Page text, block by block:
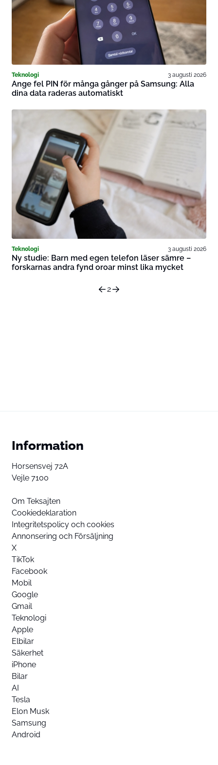
Teknologi 3 augusti 2026
Ange fel PIN för många gånger på Samsung: Alla
dina data raderas automatiskt
Teknologi 3 augusti 2026
Ny studie: Barn med egen telefon läser sämre –
forskarnas andra fynd oroar minst lika mycket
2
Information
Horsensvej 72A
Vejle 7100
Om Teksajten
Cookiedeklaration
Integritetspolicy och cookies
Annonsering och Försäljning
X
TikTok
Facebook
Mobil
Google
Gmail
Teknologi
Apple
Elbilar
Säkerhet
iPhone
Bilar
AI
Tesla
Elon Musk
Samsung
Android